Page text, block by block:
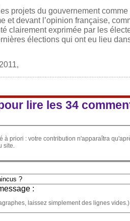
projets du gouvernement
et devant l’opinion française,
clairement exprimée par les
élections qui ont eu lieu
lire les 34
à priori : votre contribution n'apparaîtra
site.
:
laissez simplement des lignes vides.)